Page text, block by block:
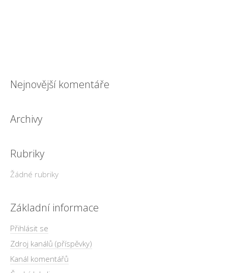
Nejnovější komentáře
Archivy
Rubriky
Žádné rubriky
Základní informace
Přihlásit se
Zdroj kanálů (příspěvky)
Kanál komentářů